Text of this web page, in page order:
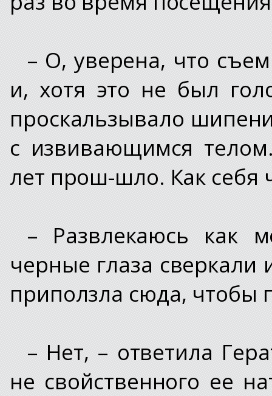
– О, уверена, что
и, хотя это не был
проскальзывало
с извивающимся
лет прош-шло. Как себя
– Развлекаюсь как
черные глаза
приползла сюда, чтобы
– Нет, – ответила
не свойственного ее